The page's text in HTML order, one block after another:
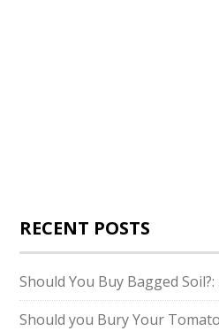
RECENT POSTS
Should You Buy Bagged
Should you Bury Your